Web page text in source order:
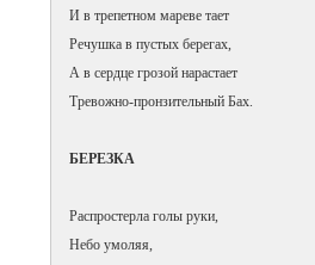
И в трепетном мареве тает
Речушка в пустых берегах,
А в сердце грозой нарастает
Тревожно-пронзительный Бах.
БЕРЕЗКА
Распростерла голы руки,
Небо умоляя,